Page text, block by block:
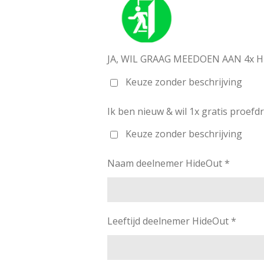
JA, WIL GRAAG MEEDOEN AAN 4x
Keuze zonder beschrijving
Ik ben nieuw & wil 1x gratis
Keuze zonder beschrijving
Naam deelnemer HideOut *
Leeftijd deelnemer HideOut *